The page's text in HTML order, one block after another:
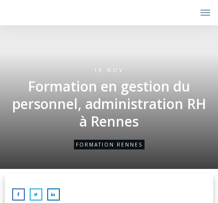
19 NOV
Formation en gestion du
personnel, administration RH
à Rennes
FORMATION RENNES